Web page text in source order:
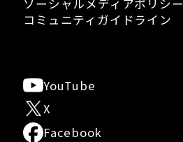
ソーシャルメディアポリシー
コミュニティガイドライン
YouTube
X
Facebook